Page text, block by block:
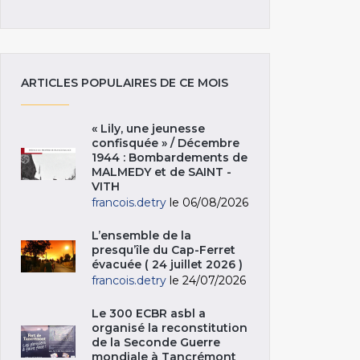
ARTICLES POPULAIRES DE CE MOIS
« Lily, une jeunesse
confisquée » / Décembre
1944 : Bombardements de
MALMEDY et de SAINT -
VITH
francois.detry le 06/08/2026
L’ensemble de la
presqu’île du Cap-Ferret
évacuée ( 24 juillet 2026 )
francois.detry le 24/07/2026
Le 300 ECBR asbl a
organisé la reconstitution
de la Seconde Guerre
mondiale à Tancrémont